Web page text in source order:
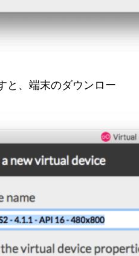
と、端末のダウンロー